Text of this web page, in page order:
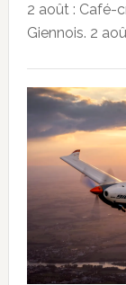
2 août : Café-
Giennois. 2